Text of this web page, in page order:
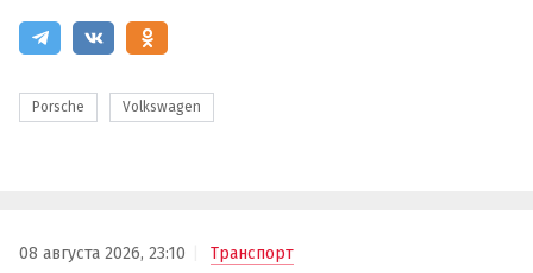
Porsche Volkswagen
08 августа 2026, 23:10 Транспорт